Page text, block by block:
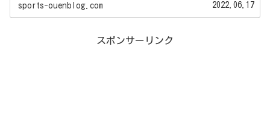
sports-ouenblog.com 2022.06.17
スポンサーリンク